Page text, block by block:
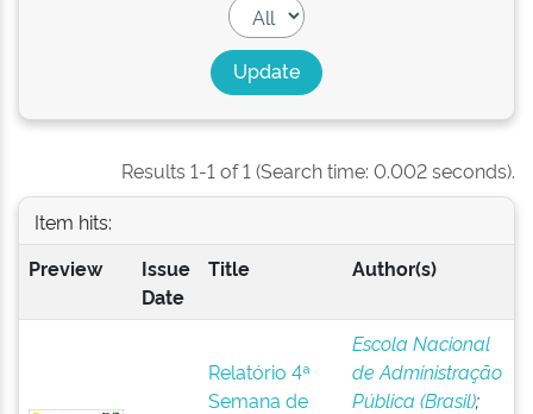
Results 1-1 of 1 (Search time: 0.002 seconds).
Item hits:
Preview
Issue
Date
Title Author(s)
Relatório 4ª
Semana de
Escola Nacional
de Administração
Pública (Brasil);